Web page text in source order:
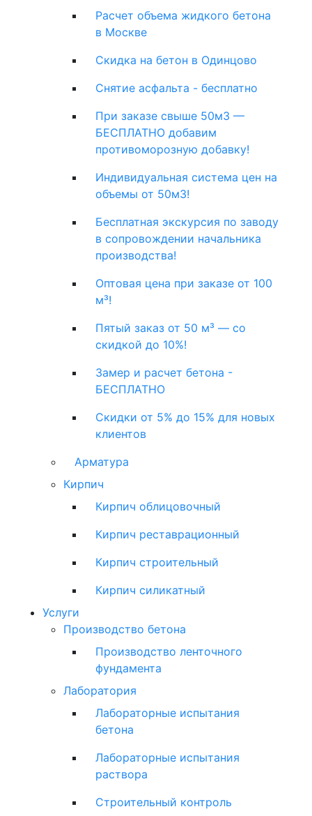
Расчет объема жидкого бетона
в Москве
Скидка на бетон в Одинцово
Снятие асфальта - бесплатно
При заказе свыше 50м3 —
БЕСПЛАТНО добавим
противоморозную добавку!
Индивидуальная система цен на
объемы от 50м3!
Бесплатная экскурсия по заводу
в сопровождении начальника
производства!
Оптовая цена при заказе от 100
м³!
Пятый заказ от 50 м³ — со
скидкой до 10%!
Замер и расчет бетона -
БЕСПЛАТНО
Скидки от 5% до 15% для новых
клиентов
Арматура
Кирпич
Кирпич облицовочный
Кирпич реставрационный
Кирпич строительный
Кирпич силикатный
Услуги
Производство бетона
Производство ленточного
фундамента
Лаборатория
Лабораторные испытания
бетона
Лабораторные испытания
раствора
Строительный контроль